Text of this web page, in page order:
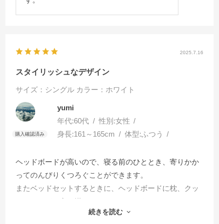
2025.7.16
スタイリッシュなデザイン
サイズ：シングル カラー：ホワイト
yumi
年代:60代 性別:女性
身長:161～165cm 体型:ふつう
ヘッドボードが高いので、寝る前のひととき、寄りかか
ってのんびりくつろぐことができます。
またベッドセットするときに、ヘッドボードに枕、クッ
ションなどを立て掛けると、とてもスタイリッシュに！
つくりもしっかりしていて、きしみ音などなく、最高に
続きを読む